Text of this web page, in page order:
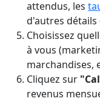
attendus, les
d'autres détails
Choisissez
à vous
marchandises,
Cliquez sur
revenus